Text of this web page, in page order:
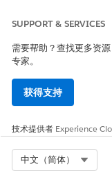
执行相关工作类型
如治疗中心。
使用类型字段会自
为工作程序中
有效。
不同的优先级。
服务区域的每
SUPPORT & SERVICES
需要帮助？查找更多资
专家。
获得支持
技术提供者 Experience
中文（简体）